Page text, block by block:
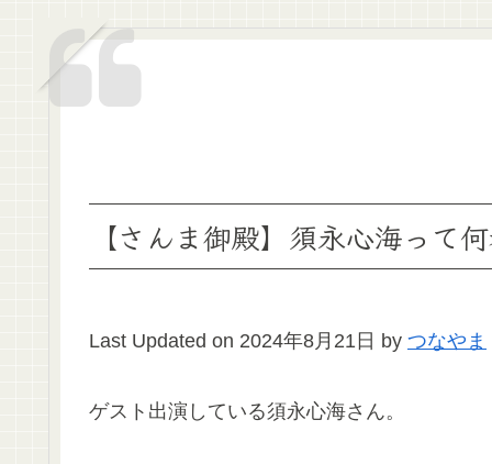
【さんま御殿】須永心海って
Last Updated on 2024年8月21日 by つなやま
ゲスト出演している須永心海さん。